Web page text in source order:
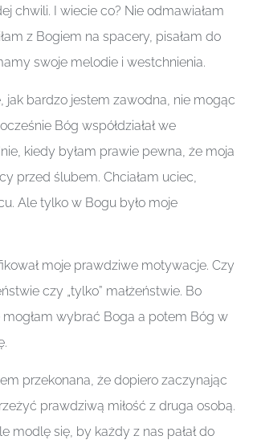
chwili. I wiecie co? Nie odmawiałam
z Bogiem na spacery, pisałam do
swoje melodie i westchnienia.
jak bardzo jestem zawodna, nie mogąc
Bóg współdziałał we
kiedy byłam prawie pewna, że moja
przed ślubem. Chciałam uciec,
Ale tylko w Bogu było moje
moje prawdziwe motywacje. Czy
czy „tylko” małżeństwie. Bo
mogłam wybrać Boga a potem Bóg w
przekonana, że dopiero zaczynając
prawdziwą miłość z druga osobą.
modlę się, by każdy z nas pałał do